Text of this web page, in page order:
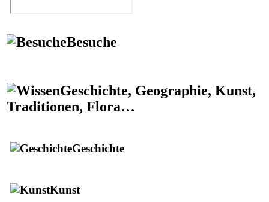
Besuche
Geschichte, Geographie, Kunst,
Traditionen, Flora…
Geschichte
Kunst